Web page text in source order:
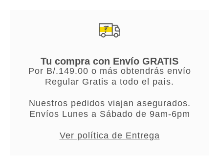
Tu compra con Envío GRATIS
Por B/.149.00 o más obtendrás envío
Regular Gratis a todo el país.
Nuestros pedidos viajan asegurados.
Envíos Lunes a Sábado de 9am-6pm
Ver política de Entrega